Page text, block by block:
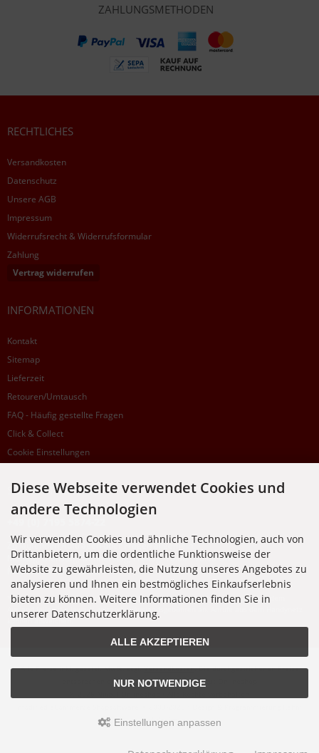
ZAHLUNGSMETHODEN
RECHTLICHES
Versandkosten
Datenschutz
Unsere AGB
Impressum
Widerrufsrecht & Widerrufsformular
Zahlung
Vertrag widerrufen
INFORMATIONEN
Kontakt
Sitemap
Lieferzeit
Retouren/Umtausch
FAQ - Häufig gestellte Fragen
Click & Collect
Cookie Einstellungen
SUPPORTHOTLINE
Zu laufenden Aufträgen oder Fragen allgemein:
Montag, Dienstag, Donnerstag, Freitag: 10:00 - 16:00 Uhr
Mittwoch: 10:00 - 18:00 Uhr
* Kosten: normaler Ortstarif DE, mit Flatratevertrag natürlich kostenlos. Aus dem
Ausland fallen die jeweils geltenden Auslandsgebühren an. Anrufe aus dem Handynetz
können abweichen.
Alle Preise inkl. gesetzl. MwSt. zzgl.Versandkosten. Die durchgestrichenen Preise
entsprechen dem bisherigen Preis bei Nixgut Onlineshop
Webdesign
Diese Webseite verwendet Cookies und
andere Technologien
Wir verwenden Cookies und ähnliche Technologien, auch von
Drittanbietern, um die ordentliche Funktionsweise der
Website zu gewährleisten, die Nutzung unseres Angebotes zu
analysieren und Ihnen ein bestmögliches Einkaufserlebnis
bieten zu können. Weitere Informationen finden Sie in
unserer Datenschutzerklärung.
ALLE AKZEPTIEREN
NUR NOTWENDIGE
Einstellungen anpassen